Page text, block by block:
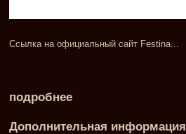
Ссылка на официальный сайт Festina...
подробнее
Дополнительная информация